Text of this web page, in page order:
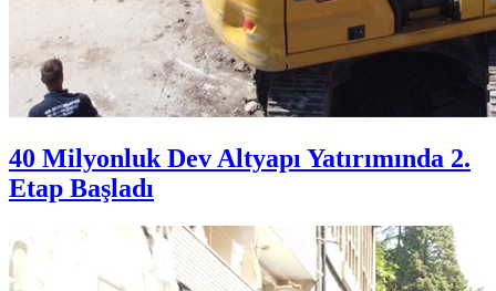
40 Milyonluk Dev Altyapı Yatırımında 2.
Etap Başladı